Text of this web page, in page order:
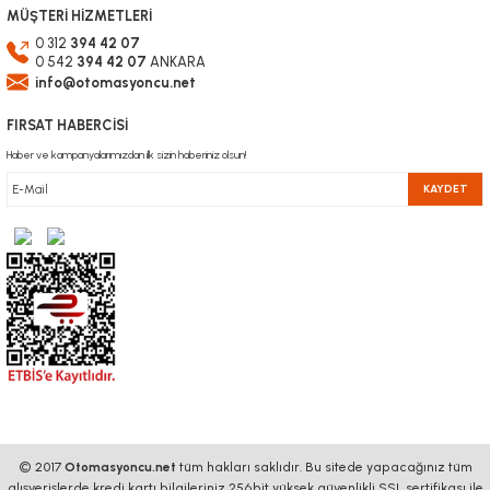
MÜŞTERİ HİZMETLERİ
0 312 394 42 07
0 542 394 42 07 ANKARA
info@otomasyoncu.net
FIRSAT HABERCİSİ
Haber ve kampanyalarımızdan ilk sizin haberiniz olsun!
KAYDET
© 2017 Otomasyoncu.net tüm hakları saklıdır. Bu sitede yapacağınız tüm